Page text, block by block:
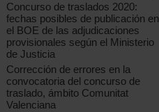
Concurso de traslados 2020:
fechas posibles de publicación en
el BOE de las adjudicaciones
provisionales según el Ministerio
de Justicia
Corrección de errores en la
convocatoria del concurso de
traslado, ámbito Comunitat
Valenciana